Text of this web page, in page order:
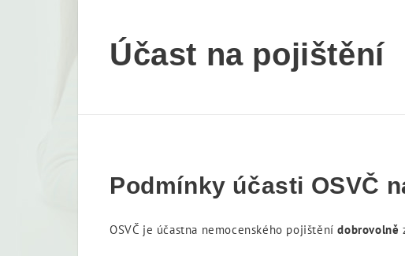
Účast na pojištění
Podmínky účasti OSVČ
OSVČ je účastna nemocenského pojištěnídobrovolně